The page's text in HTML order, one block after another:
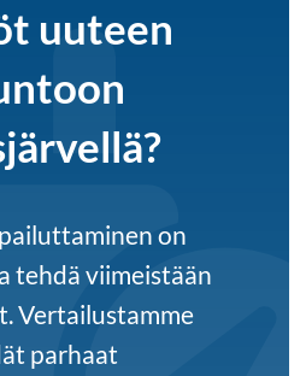
uuteen
on
tehdä viimeistään
Vertailustamme
parhaat